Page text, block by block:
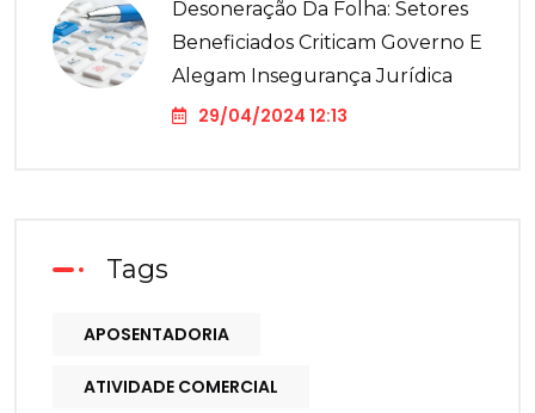
Desoneração Da Folha: Setores
Beneficiados Criticam Governo E
Alegam Insegurança Jurídica
29/04/2024 12:13
Tags
APOSENTADORIA
ATIVIDADE COMERCIAL